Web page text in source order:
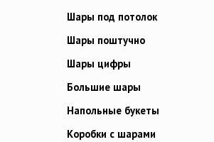
Шары под потолок
Шары поштучно
Шары цифры
Большие шары
Напольные букеты
Коробки с шарами